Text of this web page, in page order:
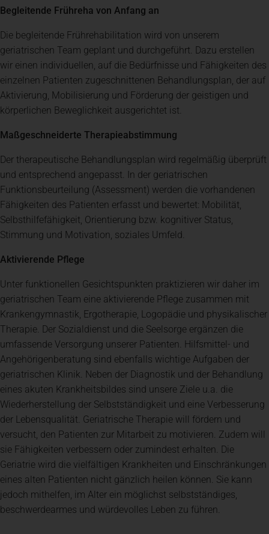
Begleitende Frühreha von Anfang an
Die begleitende Frührehabilitation wird von unserem
geriatrischen Team geplant und durchgeführt. Dazu erstellen
wir einen individuellen, auf die Bedürfnisse und Fähigkeiten des
einzelnen Patienten zugeschnittenen Behandlungsplan, der auf
Aktivierung, Mobilisierung und Förderung der geistigen und
körperlichen Beweglichkeit ausgerichtet ist.
Maßgeschneiderte Therapieabstimmung
Der therapeutische Behandlungsplan wird regelmäßig überprüft
und entsprechend angepasst. In der geriatrischen
Funktionsbeurteilung (Assessment) werden die vorhandenen
Fähigkeiten des Patienten erfasst und bewertet: Mobilität,
Selbsthilfefähigkeit, Orientierung bzw. kognitiver Status,
Stimmung und Motivation, soziales Umfeld.
Aktivierende Pflege
Unter funktionellen Gesichtspunkten praktizieren wir daher im
geriatrischen Team eine aktivierende Pflege zusammen mit
Krankengymnastik, Ergotherapie, Logopädie und physikalischer
Therapie. Der Sozialdienst und die Seelsorge ergänzen die
umfassende Versorgung unserer Patienten. Hilfsmittel- und
Angehörigenberatung sind ebenfalls wichtige Aufgaben der
geriatrischen Klinik. Neben der Diagnostik und der Behandlung
eines akuten Krankheitsbildes sind unsere Ziele u.a. die
Wiederherstellung der Selbstständigkeit und eine Verbesserung
der Lebensqualität. Geriatrische Therapie will fördern und
versucht, den Patienten zur Mitarbeit zu motivieren. Zudem will
sie Fähigkeiten verbessern oder zumindest erhalten. Die
Geriatrie wird die vielfältigen Krankheiten und Einschränkungen
eines alten Patienten nicht gänzlich heilen können. Sie kann
jedoch mithelfen, im Alter ein möglichst selbstständiges,
beschwerdearmes und würdevolles Leben zu führen.